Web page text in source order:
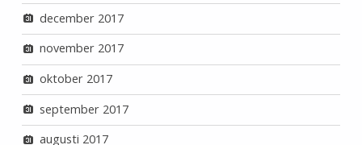
december 2017
november 2017
oktober 2017
september 2017
augusti 2017